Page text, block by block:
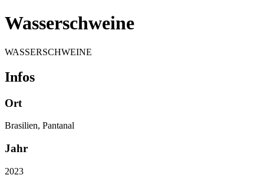
Wasserschweine
WASSERSCHWEINE
Infos
Ort
Brasilien, Pantanal
Jahr
2023